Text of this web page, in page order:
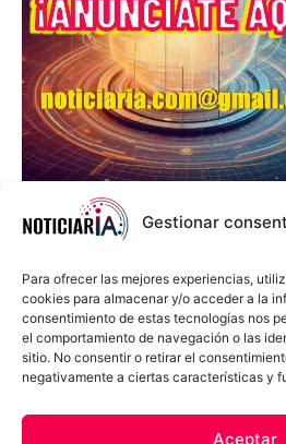
Gestionar
Para ofrecer las mejores experiencias,
cookies para almacenar y/o acceder a la
consentimiento de estas tecnologías nos
el comportamiento de navegación o las
sitio. No consentir o retirar el
negativamente a ciertas características y
Aceptar
Política de cookies